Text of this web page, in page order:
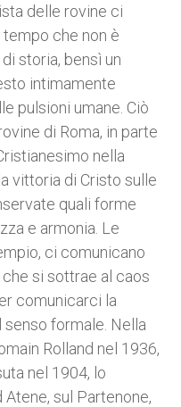
delle rovine ci
tempo che non è
storia, bensì un
intimamente
pulsioni umane. Ciò
di Roma, in parte
nella
vittoria di Cristo sulle
quali forme
e armonia. Le
ci comunicano
si sottrae al caos
comunicarci la
senso formale. Nella
Rolland nel 1936,
nel 1904, lo
sul Partenone,